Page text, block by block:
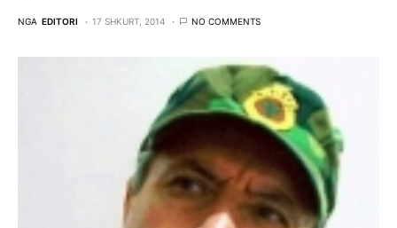
NGA EDITORI 17 SHKURT, 2014 NO COMMENTS